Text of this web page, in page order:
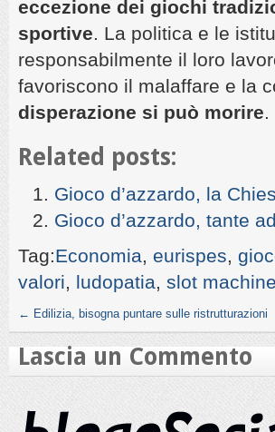
eccezione dei giochi
sportive. La politica e le
responsabilmente il loro
favoriscono il malaffare e la
disperazione si può morire.
Related posts:
Gioco d’azzardo, la
Gioco d’azzardo, tante
Tag:Economia, eurispes,
valori, ludopatia, slot machine
← Edilizia, bisogna puntare sulle ristrutturazioni
Lascia un Commento